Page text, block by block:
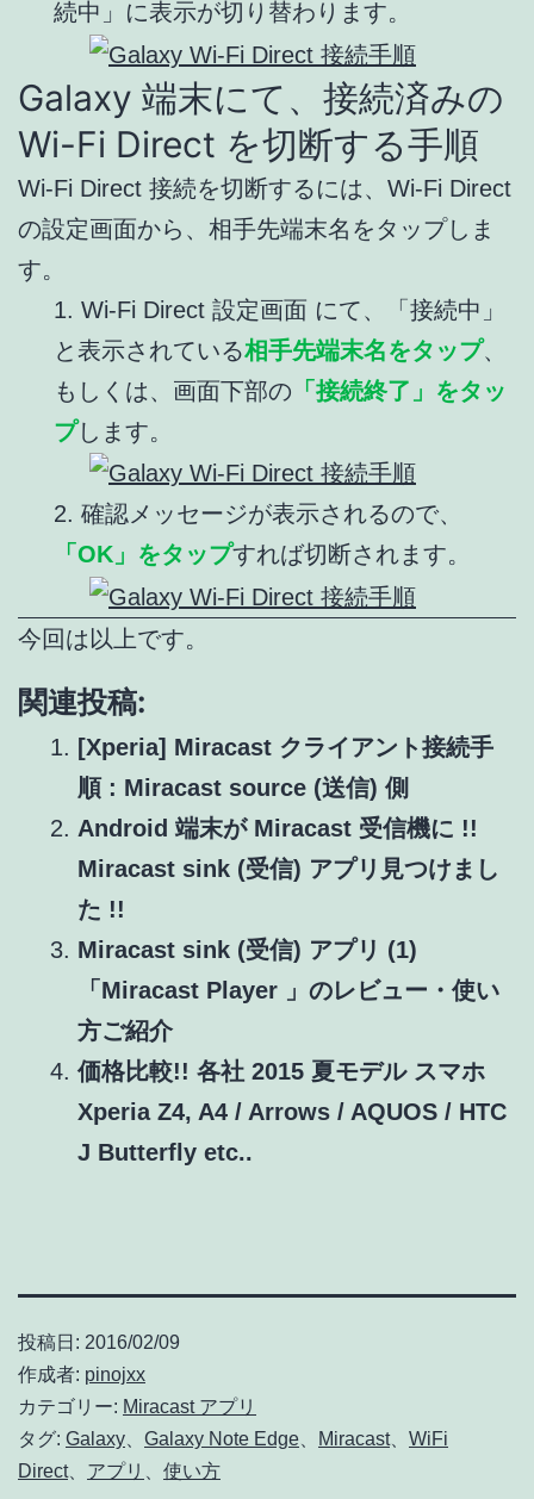
続中」に表示が切り替わります。
Galaxy 端末にて、接続済みの
Wi-Fi Direct を切断する手順
Wi-Fi Direct 接続を切断するには、Wi-Fi Direct
の設定画面から、相手先端末名をタップしま
す。
1. Wi-Fi Direct 設定画面 にて、「接続中」
と表示されている相手先端末名をタップ、
もしくは、画面下部の 「接続終了」をタッ
プします。
2. 確認メッセージが表示されるので、
「OK」をタップすれば切断されます。
今回は以上です。
関連投稿:
[Xperia] Miracast クライアント接続手
順 : Miracast source (送信) 側
Android 端末が Miracast 受信機に !!
Miracast sink (受信) アプリ見つけまし
た !!
Miracast sink (受信) アプリ (1)
「Miracast Player 」のレビュー・使い
方ご紹介
価格比較!! 各社 2015 夏モデル スマホ
Xperia Z4, A4 / Arrows / AQUOS / HTC
J Butterfly etc..
投稿日: 2016/02/09
作成者: pinojxx
カテゴリー: Miracast アプリ
タグ: Galaxy Galaxy Note Edge Miracast、 WiFi
Direct、 アプリ 使い方